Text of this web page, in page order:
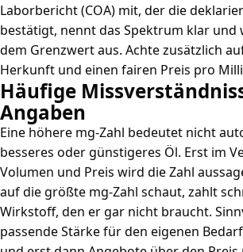
Laborbericht (COA) mit, der die
bestätigt, nennt das Spektrum klar und
dem Grenzwert aus. Achte zusätzlich
Herkunft und einen fairen Preis pro
Häufige
Angaben
Eine höhere mg-Zahl bedeutet nicht
besseres oder günstigeres Öl. Erst im
Volumen und Preis wird die Zahl
auf die größte mg-Zahl schaut, zahlt
Wirkstoff, den er gar nicht braucht.
passende Stärke für den eigenen